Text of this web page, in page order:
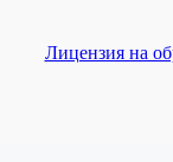
Лицензия на